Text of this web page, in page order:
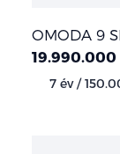
OMODA 9
19.990.000
7 év /